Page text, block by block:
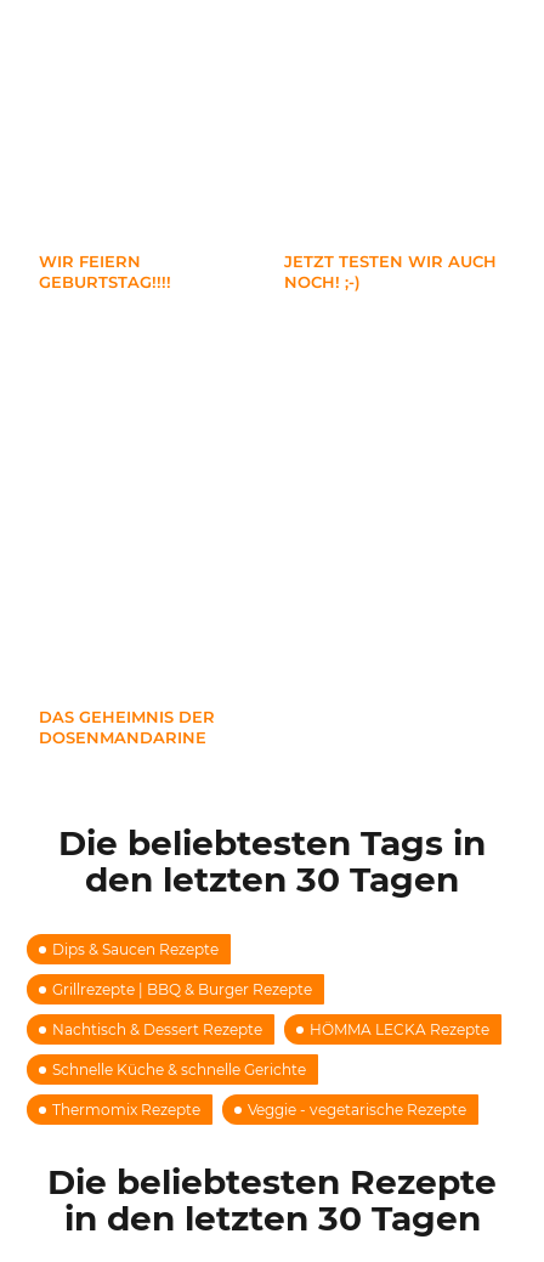
WIR FEIERN
GEBURTSTAG!!!!
JETZT TESTEN WIR AUCH
NOCH! ;-)
DAS GEHEIMNIS DER
DOSENMANDARINE
Die beliebtesten Tags in
den letzten 30 Tagen
Dips & Saucen Rezepte
Grillrezepte | BBQ & Burger Rezepte
Nachtisch & Dessert Rezepte HÖMMA LECKA Rezepte
Schnelle Küche & schnelle Gerichte
Thermomix Rezepte Veggie - vegetarische Rezepte
Die beliebtesten Rezepte
in den letzten 30 Tagen